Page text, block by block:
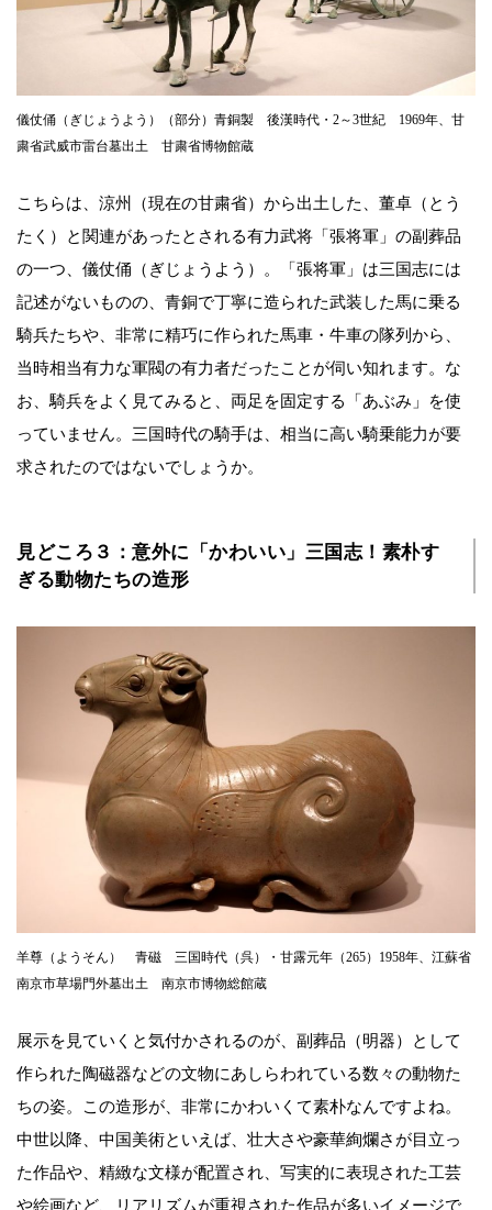
儀仗俑（ぎじょうよう）（部分）青銅製 後漢時代・2～3世紀 1969年、甘
粛省武威市雷台墓出土 甘粛省博物館蔵
こちらは、涼州（現在の甘粛省）から出土した、董卓（とう
たく）と関連があったとされる有力武将「張将軍」の副葬品
の一つ、儀仗俑（ぎじょうよう）。「張将軍」は三国志には
記述がないものの、青銅で丁寧に造られた武装した馬に乗る
騎兵たちや、非常に精巧に作られた馬車・牛車の隊列から、
当時相当有力な軍閥の有力者だったことが伺い知れます。な
お、騎兵をよく見てみると、両足を固定する「あぶみ」を使
っていません。三国時代の騎手は、相当に高い騎乗能力が要
求されたのではないでしょうか。
見どころ３：意外に「かわいい」三国志！素朴す
ぎる動物たちの造形
羊尊（ようそん） 青磁 三国時代（呉）・甘露元年（265）1958年、江蘇省
南京市草場門外墓出土 南京市博物総館蔵
展示を見ていくと気付かされるのが、副葬品（明器）として
作られた陶磁器などの文物にあしらわれている数々の動物た
ちの姿。この造形が、非常にかわいくて素朴なんですよね。
中世以降、中国美術といえば、壮大さや豪華絢爛さが目立っ
た作品や、精緻な文様が配置され、写実的に表現された工芸
や絵画など、リアリズムが重視された作品が多いイメージで